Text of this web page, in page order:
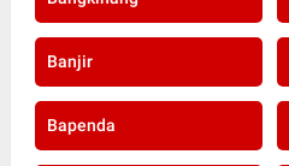
Banjir
Bapenda